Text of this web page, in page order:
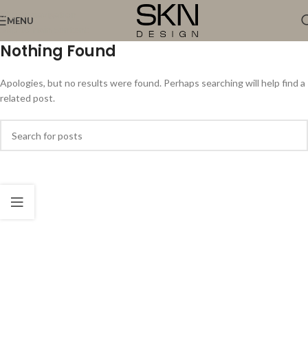
Skip to navigation
Skip to main content
MENU
Nothing Found
Apologies, but no results were found. Perhaps searching will help find a
related post.